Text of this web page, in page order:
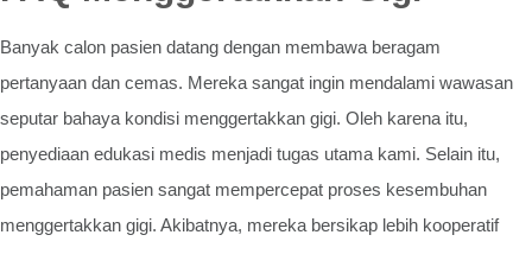
Banyak calon pasien datang dengan membawa beragam
pertanyaan dan cemas. Mereka sangat ingin mendalami wawasan
seputar bahaya kondisi menggertakkan gigi. Oleh karena itu,
penyediaan edukasi medis menjadi tugas utama kami. Selain itu,
pemahaman pasien sangat mempercepat proses kesembuhan
menggertakkan gigi. Akibatnya, mereka bersikap lebih kooperatif